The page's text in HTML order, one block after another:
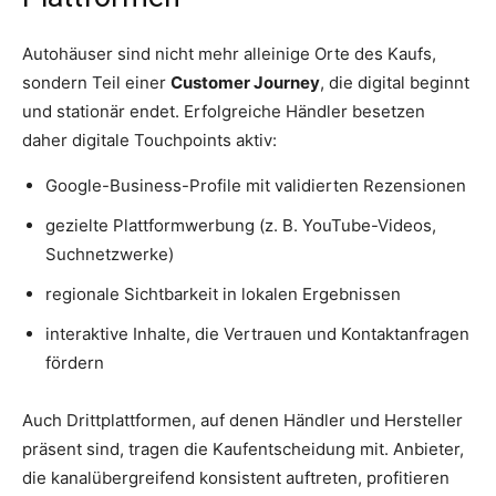
Autohäuser sind nicht mehr alleinige Orte des Kaufs,
sondern Teil einer Customer Journey, die digital beginnt
und stationär endet. Erfolgreiche Händler besetzen
daher digitale Touchpoints aktiv:
Google-Business-Profile mit validierten Rezensionen
gezielte Plattformwerbung (z. B. YouTube-Videos,
Suchnetzwerke)
regionale Sichtbarkeit in lokalen Ergebnissen
interaktive Inhalte, die Vertrauen und Kontaktanfragen
fördern
Auch Drittplattformen, auf denen Händler und Hersteller
präsent sind, tragen die Kaufentscheidung mit. Anbieter,
die kanalübergreifend konsistent auftreten, profitieren